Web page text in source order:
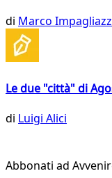
di Marco
Le due "città" di
di Luigi Alici
Abbonati ad